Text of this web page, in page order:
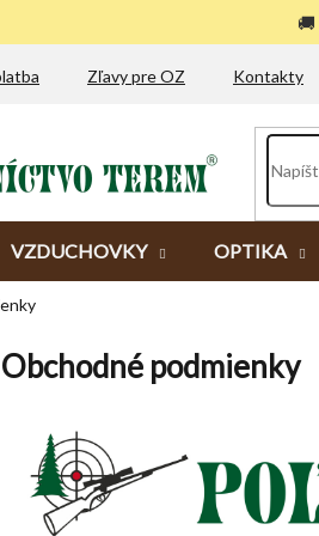
🚚
Zľavy pre OZ Kontakty
VZDUCHOVKY OPTIKA
Obchodné podmienky